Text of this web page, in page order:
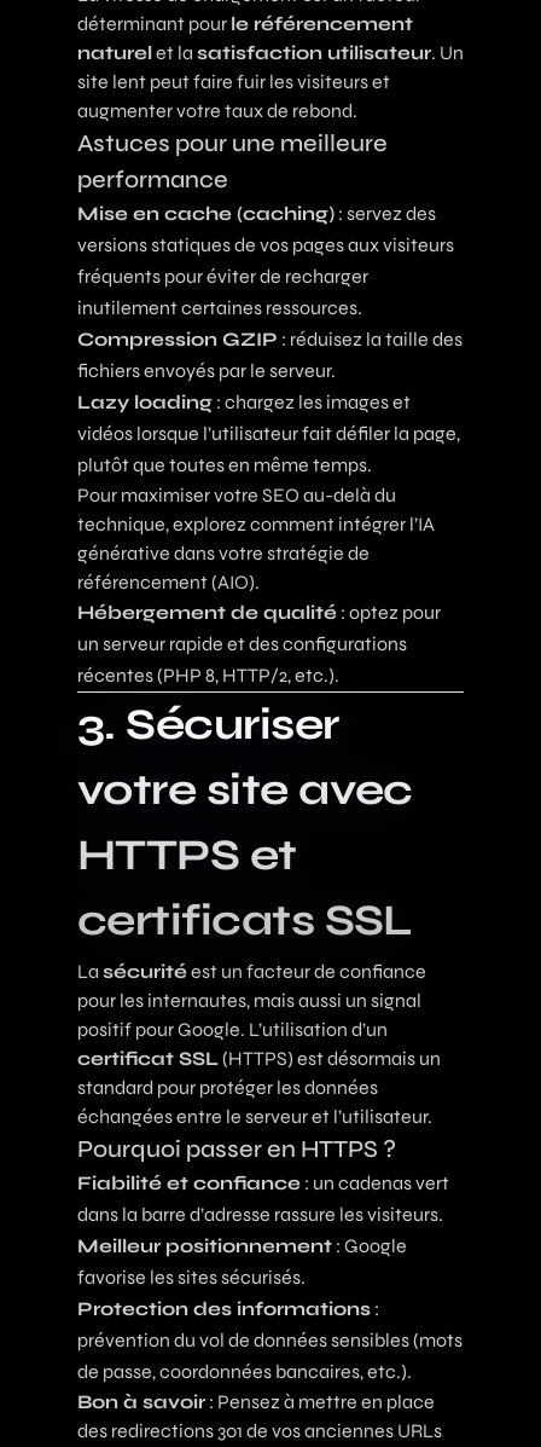
déterminant pour le référencement
naturelet la satisfaction utilisateur. Un
site lent peut faire fuir les visiteurs et
augmenter votre taux de rebond.
Astuces pour une meilleure
performance
Mise en cache (caching) : servez des
versions statiques de vos pages aux visiteurs
fréquents pour éviter de recharger
inutilement certaines ressources.
Compression GZIP : réduisez la taille des
fichiers envoyés par le serveur.
Lazy loading : chargez les images et
vidéos lorsque l’utilisateur fait défiler la page,
plutôt que toutes en même temps.
Pour maximiser votre SEO au-delà du
technique, explorez comment intégrer l’IA
générative dans votre stratégie de
référencement (AIO).
Hébergement de qualité : optez pour
un serveur rapide et des configurations
récentes (PHP 8, HTTP/2, etc.).
3. Sécuriser
votre site avec
HTTPS et
certificats SSL
La sécuritéest un facteur de confiance
pour les internautes, mais aussi un signal
positif pour Google. L’utilisation d’un
certificat SSL(HTTPS) est désormais un
standard pour protéger les données
échangées entre le serveur et l’utilisateur.
Pourquoi passer en HTTPS ?
Fiabilité et confiance : un cadenas vert
dans la barre d’adresse rassure les visiteurs.
Meilleur positionnement : Google
favorise les sites sécurisés.
Protection des informations :
prévention du vol de données sensibles (mots
de passe, coordonnées bancaires, etc.).
Bon à savoir : Pensez à mettre en place
des redirections 301 de vos anciennes URLs